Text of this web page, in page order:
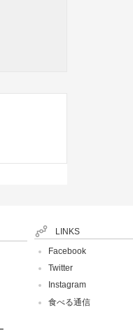
LINKS
Facebook
Twitter
Instagram
食べる通信